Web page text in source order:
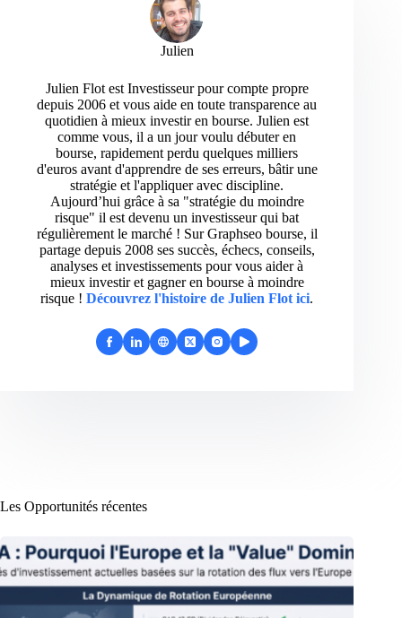
Julien
Julien Flot est Investisseur pour compte propre
depuis 2006 et vous aide en toute transparence au
quotidien à mieux investir en bourse. Julien est
comme vous, il a un jour voulu débuter en
bourse, rapidement perdu quelques milliers
d'euros avant d'apprendre de ses erreurs, bâtir une
stratégie et l'appliquer avec discipline.
Aujourd’hui grâce à sa "stratégie du moindre
risque" il est devenu un investisseur qui bat
régulièrement le marché ! Sur Graphseo bourse, il
partage depuis 2008 ses succès, échecs, conseils,
analyses et investissements pour vous aider à
mieux investir et gagner en bourse à moindre
risque ! Découvrez l'histoire de Julien Flot ici.
Les Opportunités récentes